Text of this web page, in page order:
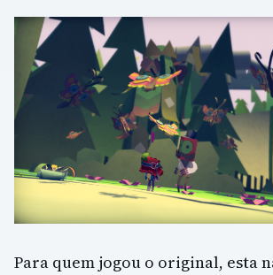
Para quem jogou o original, esta